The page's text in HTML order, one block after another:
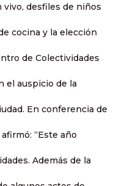
vivo, desfiles de niños
cocina y la elección
de Colectividades
el auspicio de la
En conferencia de
“Este año
Además de la